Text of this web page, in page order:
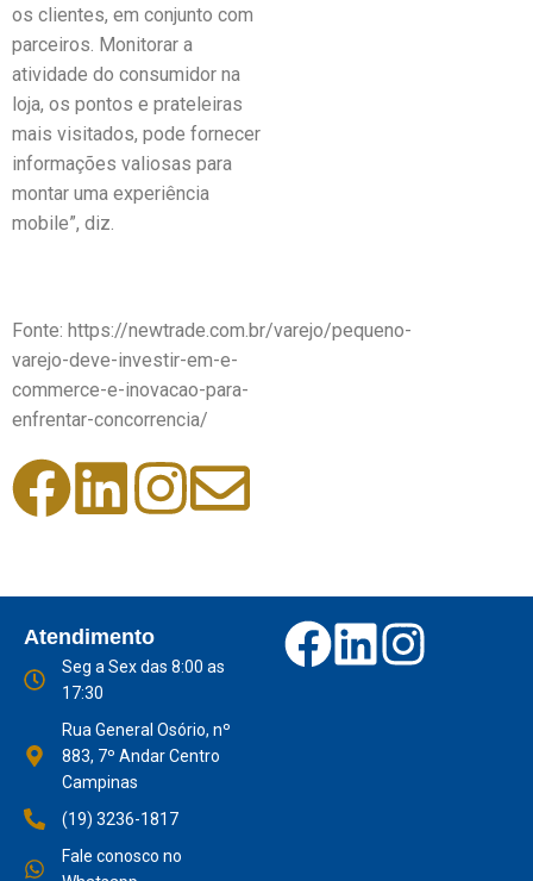
os clientes, em conjunto com
parceiros. Monitorar a
atividade do consumidor na
loja, os pontos e prateleiras
mais visitados, pode fornecer
informações valiosas para
montar uma experiência
mobile”, diz.
Fonte: https://newtrade.com.br/varejo/pequeno-
varejo-deve-investir-em-e-
commerce-e-inovacao-para-
enfrentar-concorrencia/
Atendimento
Seg a Sex das 8:00 as
17:30
Rua General Osório, nº
883, 7º Andar Centro
Campinas
(19) 3236-1817
Fale conosco no